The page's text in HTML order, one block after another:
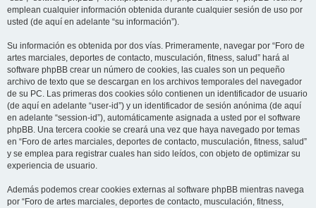
emplean cualquier información obtenida durante cualquier sesión de uso por
usted (de aquí en adelante “su información”).
Su información es obtenida por dos vías. Primeramente, navegar por “Foro de
artes marciales, deportes de contacto, musculación, fitness, salud” hará al
software phpBB crear un número de cookies, las cuales son un pequeño
archivo de texto que se descargan en los archivos temporales del navegador
de su PC. Las primeras dos cookies sólo contienen un identificador de usuario
(de aquí en adelante “user-id”) y un identificador de sesión anónima (de aquí
en adelante “session-id”), automáticamente asignada a usted por el software
phpBB. Una tercera cookie se creará una vez que haya navegado por temas
en “Foro de artes marciales, deportes de contacto, musculación, fitness, salud”
y se emplea para registrar cuales han sido leídos, con objeto de optimizar su
experiencia de usuario.
Además podemos crear cookies externas al software phpBB mientras navega
por “Foro de artes marciales, deportes de contacto, musculación, fitness,